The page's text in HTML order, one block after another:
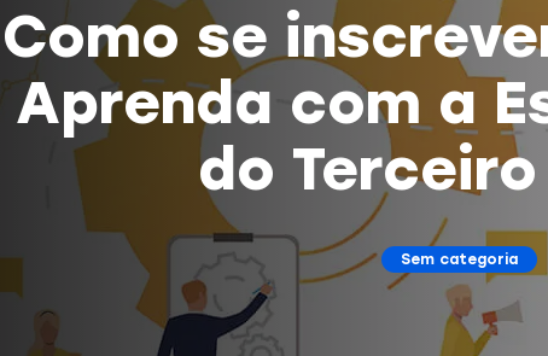
Como se
Aprenda com a
do
Sem categoria